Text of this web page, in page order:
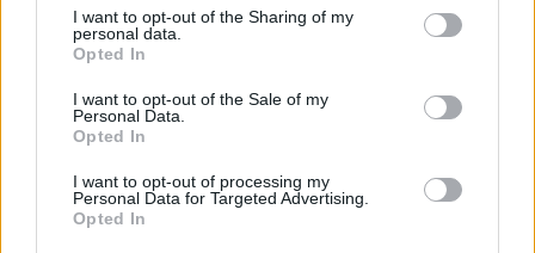
I want to opt-out of the Sharing of my
personal data.
Opted In
I want to opt-out of the Sale of my
Personal Data.
Opted In
I want to opt-out of processing my
Personal Data for Targeted Advertising.
Opted In
Τα ζυμαρικά σε ένα ιταλικό εστιατόριο είναι
δελεαστικά, αλλά μπορεί να οδηγήσουν σε
πρωτεΐνη και ελάχιστα λαχανικά. Απολαύστε
τα ως συνοδευτικό. Επιλέξτε ένα πιάτο που
περιλαμβάνει άπαχη πρωτεΐνη ως βασικό
συστατικό του γεύματος που να συνοδεύεται